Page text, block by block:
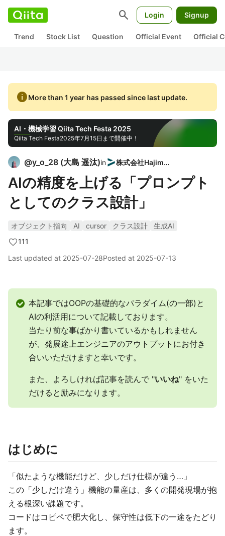
search Login Signup
Trend Stock List Question Official Event Official
infoMore than 1 year has passed since last update.
AI・機械学習 Qiita Tech Festa 2025
Qiita Tech Festa2025年7月15日まで開催中！
@y_o_28 (大島 遥汰)in 株式会社Hajimari
AIの精度を上げる「プロンプト
としてのクラス設計」
オブジェクト指向 AI cursor クラス設計
生成AI
111
Last updated at 2025-07-28Posted at 2025-07-13
本記事ではOOPの基礎的なパラダイム(の一部)と
AIの利活用について記載しております。
当たり前な事ばかり書いているかもしれません
が、発展途上エンジニアのアウトプットにお付き
合いいただけますと幸いです。
また、よろしければ記事を読んで "いいね" をいた
だけると励みになります。
はじめに
「似たような機能だけど、少しだけ仕様が違う…」
この「少しだけ違う」機能の量産は、多くの開発現場が抱
える根深い課題です。
コードはコピペで肥大化し、保守性は低下の一途をたどり
ます。